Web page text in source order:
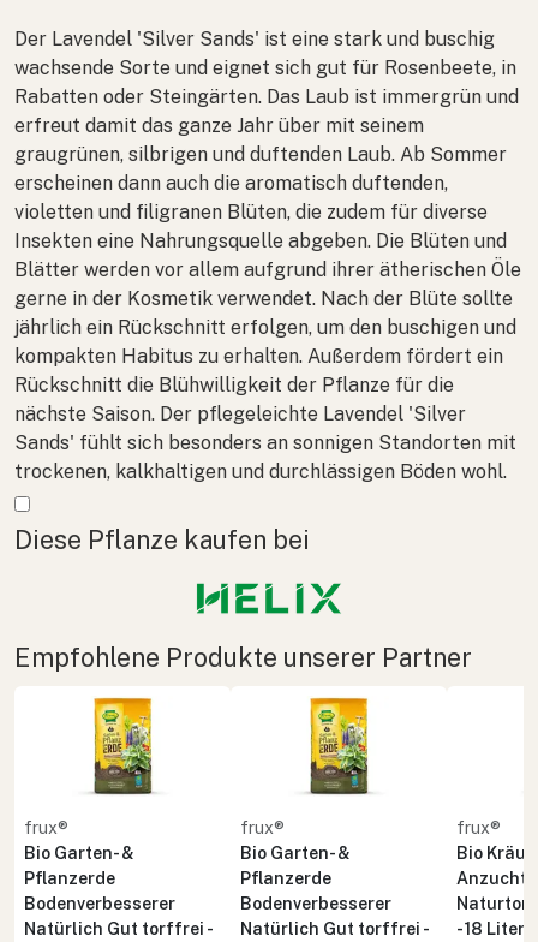
Der Lavendel 'Silver Sands' ist eine stark und buschig
wachsende Sorte und eignet sich gut für Rosenbeete, in
Rabatten oder Steingärten. Das Laub ist immergrün und
erfreut damit das ganze Jahr über mit seinem
graugrünen, silbrigen und duftenden Laub. Ab Sommer
erscheinen dann auch die aromatisch duftenden,
violetten und filigranen Blüten, die zudem für diverse
Insekten eine Nahrungsquelle abgeben. Die Blüten und
Blätter werden vor allem aufgrund ihrer ätherischen Öle
gerne in der Kosmetik verwendet. Nach der Blüte sollte
jährlich ein Rückschnitt erfolgen, um den buschigen und
kompakten Habitus zu erhalten. Außerdem fördert ein
Rückschnitt die Blühwilligkeit der Pflanze für die
nächste Saison. Der pflegeleichte Lavendel 'Silver
Sands' fühlt sich besonders an sonnigen Standorten mit
trockenen, kalkhaltigen und durchlässigen Böden wohl.
Mehr anzeigen
Diese Pflanze kaufen bei
Empfohlene Produkte unserer Partner
frux®
Bio Garten- &
Pflanzerde
Bodenverbesserer
Natürlich Gut torffrei -
frux®
Bio Garten- &
Pflanzerde
Bodenverbesserer
Natürlich Gut torffrei -
frux®
Bio
Naturton
- 18 Liter